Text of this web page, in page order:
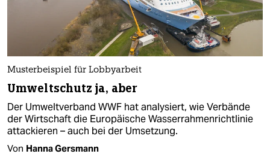
Musterbeispiel für Lobbyarbeit
Umweltschutz ja, aber
Der Umweltverband WWF hat analysiert, wie Verbände
der Wirtschaft die Europäische Wasserrahmenrichtlinie
attackieren – auch bei der Umsetzung.
Von Hanna Gersmann